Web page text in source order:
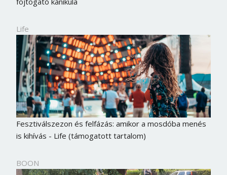
Life
Fesztiválszezon és felfázás: amikor a mosdóba menés
is kihívás - Life (támogatott tartalom)
BOON